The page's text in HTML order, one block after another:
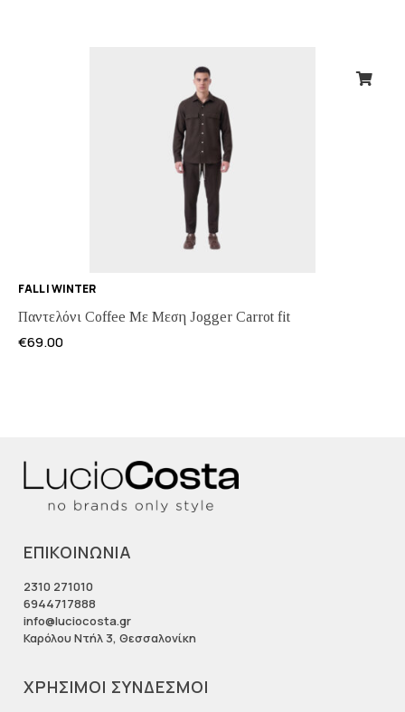
FALL | WINTER
Παντελόνι Coffee Με Μεση Jogger Carrot fit
€69.00
ΕΠΙΚΟΙΝΩΝΙΑ
2310 271010
6944717888
info@luciocosta.gr
Καρόλου Ντήλ 3, Θεσσαλονίκη
ΧΡΗΣΙΜΟΙ ΣΥΝΔΕΣΜΟΙ